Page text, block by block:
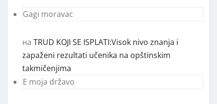
Gagi moravac
на TRUD KOJI SE ISPLATI:Visok nivo znanja i
zapaženi rezultati učenika na opštinskim
takmičenjima
E moja državo